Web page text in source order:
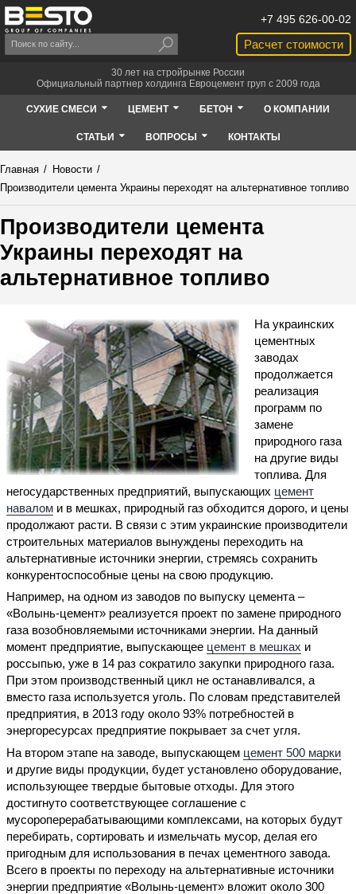
Расчет стоимости
+7 495 626-00-02
30 лет на стройрынке России
Официальный партнер холдинга Евроцемент груп с 2009 года
СУХИЕ СМЕСИ ЦЕМЕНТ БЕТОН О КОМПАНИИ
СТАТЬИ ВОПРОСЫ КОНТАКТЫ
Главная / Новости /
Производители цемента Украины переходят на альтернативное топливо
Производители цемента
Украины переходят на
альтернативное топливо
На украинских
цементных
заводах
продолжается
реализация
программ по
замене
природного газа
на другие виды
топлива. Для
негосударственных предприятий, выпускающих цемент
навалом и в мешках, природный газ обходится дорого, и цены
продолжают расти. В связи с этим украинские производители
строительных материалов вынуждены переходить на
альтернативные источники энергии, стремясь сохранить
конкурентоспособные цены на свою продукцию.
Например, на одном из заводов по выпуску цемента –
«Волынь-цемент» реализуется проект по замене природного
газа возобновляемыми источниками энергии. На данный
момент предприятие, выпускающее цемент в мешках и
россыпью, уже в 14 раз сократило закупки природного газа.
При этом производственный цикл не останавливался, а
вместо газа используется уголь. По словам представителей
предприятия, в 2013 году около 93% потребностей в
энергоресурсах предприятие покрывает за счет угля.
На втором этапе на заводе, выпускающем цемент 500 марки
и другие виды продукции, будет установлено оборудование,
использующее твердые бытовые отходы. Для этого
достигнуто соответствующее соглашение с
мусороперерабатывающими комплексами, на которых будут
перебирать, сортировать и измельчать мусор, делая его
пригодным для использования в печах цементного завода.
Всего в проекты по переходу на альтернативные источники
энергии предприятие «Волынь-цемент» вложит около 300